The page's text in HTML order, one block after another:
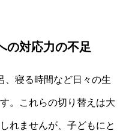
の対応力の不足
、寝る時間など日々の生
。これらの切り替えは大
れませんが、子どもにと